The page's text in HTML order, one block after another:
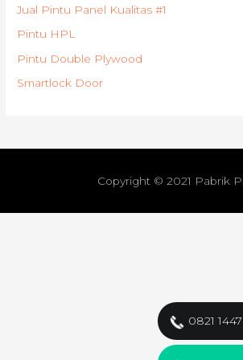
0821
Jual Pintu Panel Kualitas #1
Pintu HPL
Pintu Double Plywood
Smartlock Door
Copyright © 2021 Pabrik